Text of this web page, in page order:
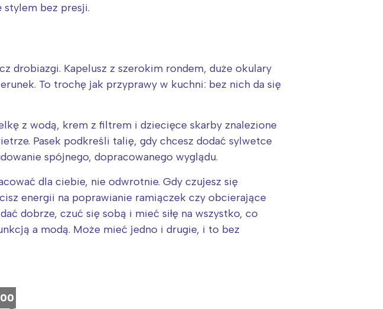
stylem bez presji.
drobiazgi. Kapelusz z szerokim rondem, duże okulary
To trochę jak przyprawy w kuchni: bez nich da się
z wodą, krem z filtrem i dziecięce skarby znalezione
Pasek podkreśli talię, gdy chcesz dodać sylwetce
spójnego, dopracowanego wyglądu.
dla ciebie, nie odwrotnie. Gdy czujesz się
energii na poprawianie ramiączek czy obcierające
dobrze, czuć się sobą i mieć siłę na wszystko, co
a modą. Może mieć jedno i drugie, i to bez